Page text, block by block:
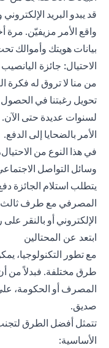
قد يبدو البريد
واقع الأمر مزيفيّن. مرة
بيانات هويتك وأموالك
الاحتيال: جائزة
من منا لا تروق له فكرة
تحويل رغبتنا في الحصول
لسنوات عديدة حتى الآن.
الأمر بالضحايا إلى الدفع.
في هذا النوع من
وسائل التواصل
يتطلب استلام الجائزة
المصرفي مع طرف ثالث،
الإلكتروني أو بالنقر
ابتعد عن المحتالين
مع تطور التكنولوجيا،
طرق مختلفة. فبدلاً من
المصرف أو الحكومة،
صديق.
تتمثل أفضل الطرق لتجنب
الأساسية: